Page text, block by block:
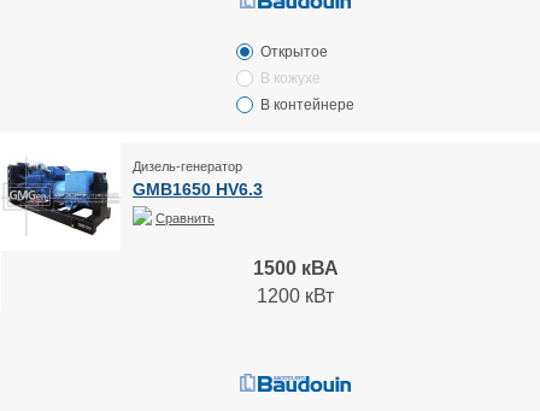
Открытое
В кожухе
В контейнере
Дизель-генератор
GMB1650 HV6.3
Сравнить
1500 кВА
1200 кВт